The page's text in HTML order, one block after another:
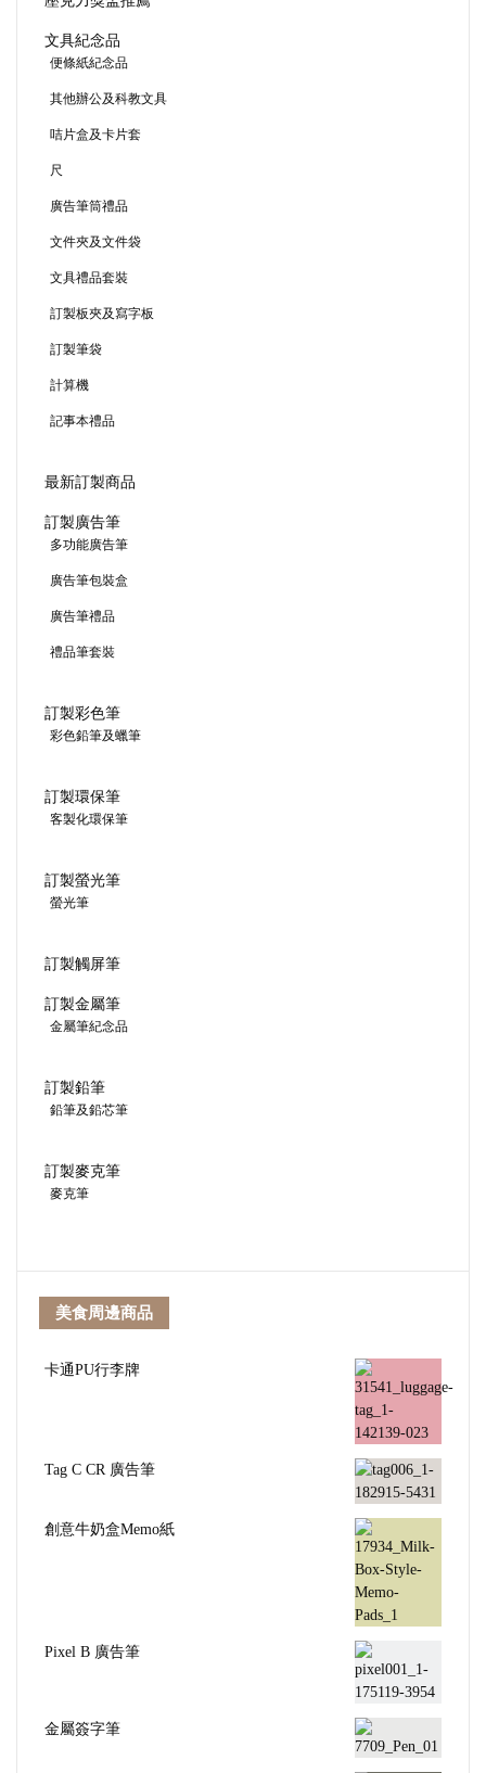
文具紀念品
便條紙紀念品
其他辦公及科教文具
咭片盒及卡片套
尺
廣告筆筒禮品
文件夾及文件袋
文具禮品套裝
訂製板夾及寫字板
訂製筆袋
計算機
記事本禮品
最新訂製商品
訂製廣告筆
多功能廣告筆
廣告筆包裝盒
廣告筆禮品
禮品筆套裝
訂製彩色筆
彩色鉛筆及蠟筆
訂製環保筆
客製化環保筆
訂製螢光筆
螢光筆
訂製觸屏筆
訂製金屬筆
金屬筆紀念品
訂製鉛筆
鉛筆及鉛芯筆
訂製麥克筆
麥克筆
美食周邊商品
卡通PU行李牌
Tag C CR 廣告筆
創意牛奶盒Memo紙
Pixel B 廣告筆
金屬簽字筆